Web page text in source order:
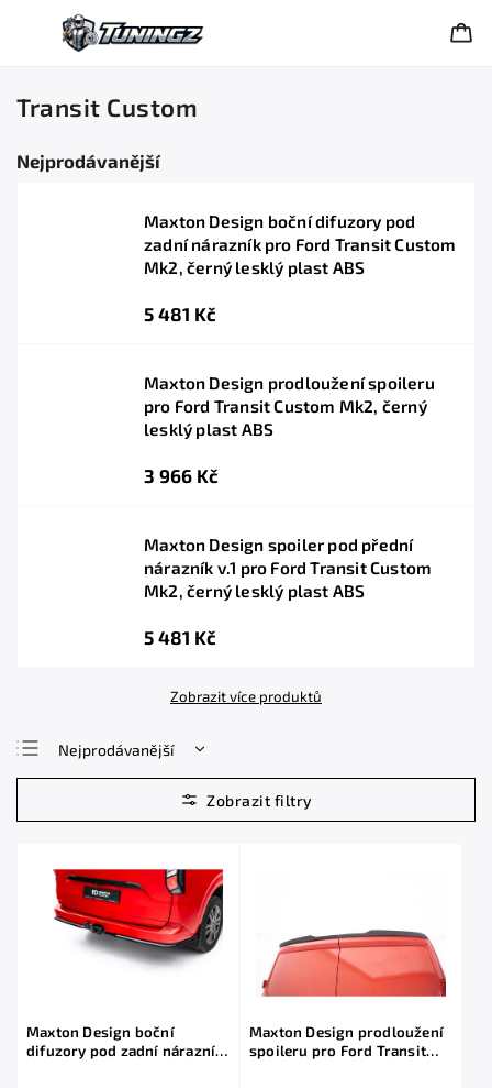
Transit Custom
Nejprodávanější
Maxton Design boční difuzory pod
zadní nárazník pro Ford Transit Custom
Mk2, černý lesklý plast ABS
5 481 Kč
Maxton Design prodloužení spoileru
pro Ford Transit Custom Mk2, černý
lesklý plast ABS
3 966 Kč
Maxton Design spoiler pod přední
nárazník v.1 pro Ford Transit Custom
Mk2, černý lesklý plast ABS
5 481 Kč
Zobrazit více produktů
Nejprodávanější
Nejlevnější
Nejdražší
Maxton Design boční
difuzory pod zadní nárazník
Maxton Design prodloužení
spoileru pro Ford Transit